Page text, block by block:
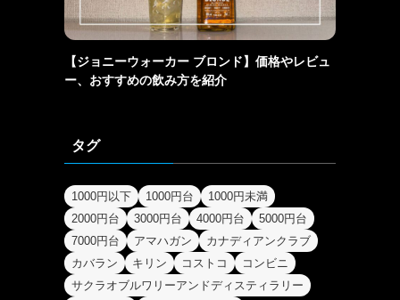
【ジョニーウォーカー ブロンド】価格やレビュ
ー、おすすめの飲み方を紹介
タグ
1000円以下 1000円台
1000円未満
2000円台
3000円台 4000円台
5000円台
7000円台
アマハガン
カナディアンクラブ
カバラン
キリン コストコ
コンビニ
サクラオブルワリーアンドディスティラリー